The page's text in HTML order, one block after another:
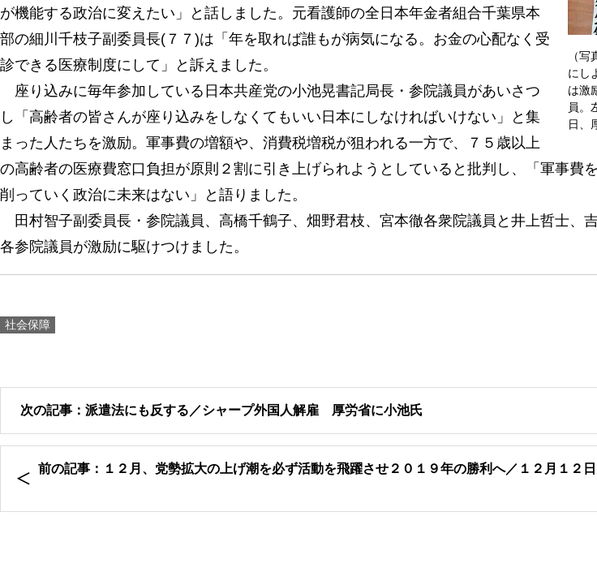
（
にし
は激
員。
日、
が機能する政治に変えたい」と話しました。元看護師の全日本年金者組合千葉県本
部の細川千枝子副委員長(７７)は「年を取れば誰もが病気になる。お金の心配なく受
診できる医療制度にして」と訴えました。
座り込みに毎年参加している日本共産党の小池晃書記局長・参院議員があいさつ
し「高齢者の皆さんが座り込みをしなくてもいい日本にしなければいけない」と集
まった人たちを激励。軍事費の増額や、消費税増税が狙われる一方で、７５歳以上
の高齢者の医療費窓口負担が原則２割に引き上げられようとしていると批判し、「軍事費
削っていく政治に未来はない」と語りました。
田村智子副委員長・参院議員、高橋千鶴子、畑野君枝、宮本徹各衆院議員と井上哲士、
各参院議員が激励に駆けつけました。
社会保障
次の記事：派遣法にも反する／シャープ外国人解雇 厚労省に小池氏
前の記事：１２月、党勢拡大の上げ潮を必ず活動を飛躍させ２０１９年の勝利へ／１２月１２